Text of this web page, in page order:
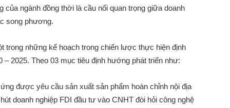
ngành đồng thời là cầu nối quan trọng giữa doanh
song phương.
trong những kế hoạch trong chiến lược thực hiện định
2025. Theo 03 mục tiêu định hướng phát triển như:
được yêu cầu sản xuất sản phẩm hoàn chỉnh nội địa
doanh nghiệp FDI đầu tư vào CNHT đòi hỏi công nghệ